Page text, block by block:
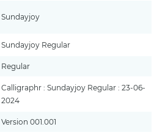
Sundayjoy
Sundayjoy Regular
Regular
Calligraphr : Sundayjoy Regular : 23-06-
2024
Version 001.001